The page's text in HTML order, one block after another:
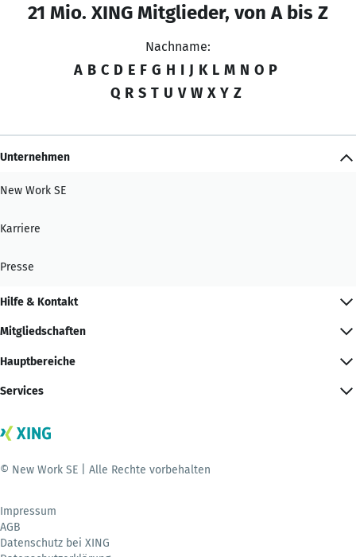
21 Mio. XING Mitglieder, von A bis Z
Nachname:
A B C D E F G H I J K L M N O P
Q R S T U V W X Y Z
Unternehmen
New Work SE
Karriere
Presse
Hilfe & Kontakt
Mitgliedschaften
Hauptbereiche
Services
© New Work SE | Alle Rechte vorbehalten
Impressum
AGB
Datenschutz bei XING